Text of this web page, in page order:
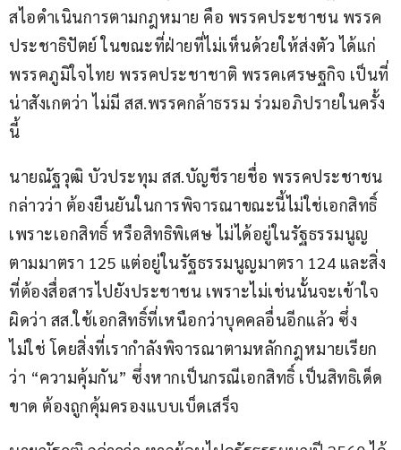
สไอดำเนินการตามกฎหมาย คือ พรรคประชาชน พรรค
ประชาธิปัตย์ ในขณะที่ฝ่ายที่ไม่เห็นด้วยให้ส่งตัว ได้แก่
พรรคภูมิใจไทย พรรคประชาชาติ พรรคเศรษฐกิจ เป็นที่
น่าสังเกตว่า ไม่มี สส.พรรคกล้าธรรม ร่วมอภิปรายในครั้ง
นี้
นายณัฐวุฒิ บัวประทุม สส.บัญชีรายชื่อ พรรคประชาชน
กล่าวว่า ต้องยืนยันในการพิจารณาขณะนี้ไม่ใช่เอกสิทธิ์
เพราะเอกสิทธิ์ หรือสิทธิพิเศษ ไม่ได้อยู่ในรัฐธรรมนูญ
ตามมาตรา 125 แต่อยู่ในรัฐธรรมนูญมาตรา 124 และสิ่ง
ที่ต้องสื่อสารไปยังประชาชน เพราะไม่เช่นนั้นจะเข้าใจ
ผิดว่า สส.ใช้เอกสิทธิ์ที่เหนือกว่าบุคคลอื่นอีกแล้ว ซึ่ง
ไม่ใช่ โดยสิ่งที่เรากำลังพิจารณาตามหลักกฎหมายเรียก
ว่า “ความคุ้มกัน” ซึ่งหากเป็นกรณีเอกสิทธิ์ เป็นสิทธิเด็ด
ขาด ต้องถูกคุ้มครองแบบเบ็ดเสร็จ